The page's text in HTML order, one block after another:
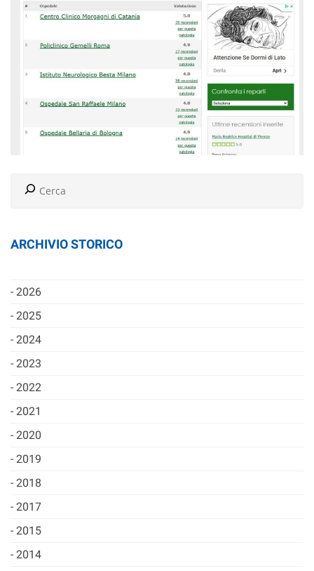
ARCHIVIO STORICO
2026
2025
2024
2023
2022
2021
2020
2019
2018
2017
2015
2014